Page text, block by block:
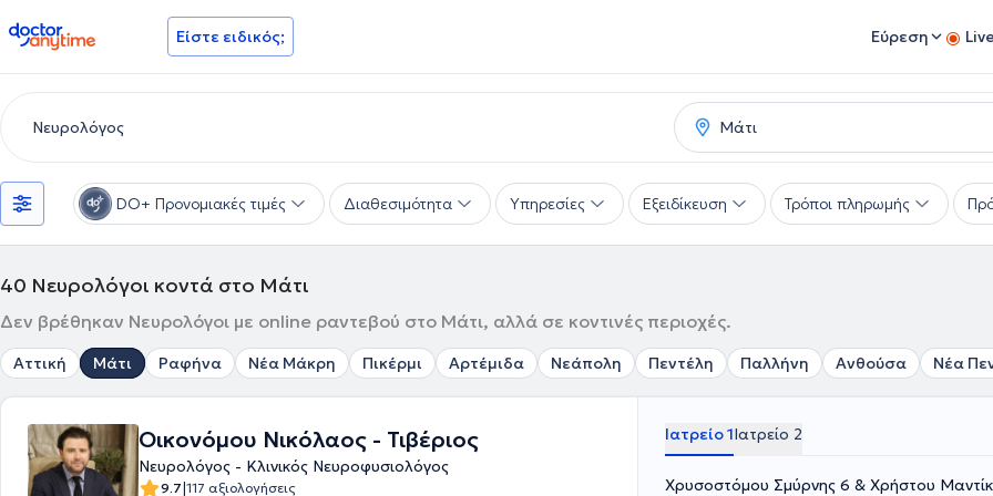
doctoranytime Είστε ειδικός; Εύρεση
DO+ Προνομιακές τιμές Διαθεσιμότητα Υπηρεσίες Εξειδίκευση Τρόποι πληρωμής
40 Νευρολόγοι κοντά στο Μάτι
Δεν βρέθηκαν Νευρολόγοι με online ραντεβού στο Μάτι, αλλά σε κοντινές περιοχές.
Αττική Μάτι Ραφήνα Νέα Μάκρη Πικέρμι Αρτέμιδα Νεάπολη Πεντέλη Παλλήνη Ανθούσα Νέα
Οικονόμου Νικόλαος - Τιβέριος
Νευρολόγος - Κλινικός Νευροφυσιολόγος
9.7|117 αξιολογήσεις
Ιατρείο 1Ιατρείο 2
Χρυσοστόμου Σμύρνης 6 &